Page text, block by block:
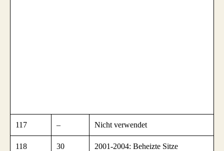
117 – Nicht verwendet
118 30 2001-2004: Beheizte Sitze